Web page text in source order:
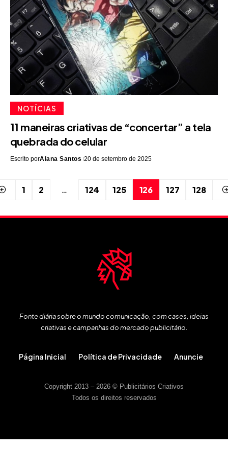
NOTÍCIAS
11 maneiras criativas de “concertar” a tela
quebrada do celular
Escrito porAlana Santos 20 de setembro de 2025
1 2 … 124 125 126 127 128
Fonte diária sobre o mundo comunicação, com cases, ideias
criativas e campanhas do mercado publicitário.
Página Inicial Política de Privacidade Anuncie
Copyright 2013 – 2026 © Publicitários Criativos
Todos os direitos reservados